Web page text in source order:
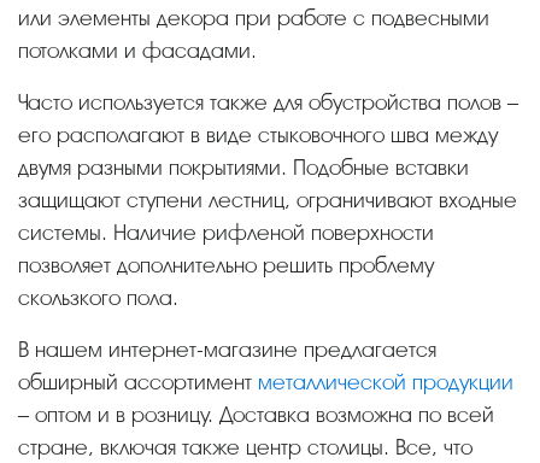
или элементы декора при работе с подвесными
потолками и фасадами.
Часто используется также для обустройства полов –
его располагают в виде стыковочного шва между
двумя разными покрытиями. Подобные вставки
защищают ступени лестниц, ограничивают входные
системы. Наличие рифленой поверхности
позволяет дополнительно решить проблему
скользкого пола.
В нашем интернет-магазине предлагается
обширный ассортимент металлической продукции
– оптом и в розницу. Доставка возможна по всей
стране, включая также центр столицы. Все, что